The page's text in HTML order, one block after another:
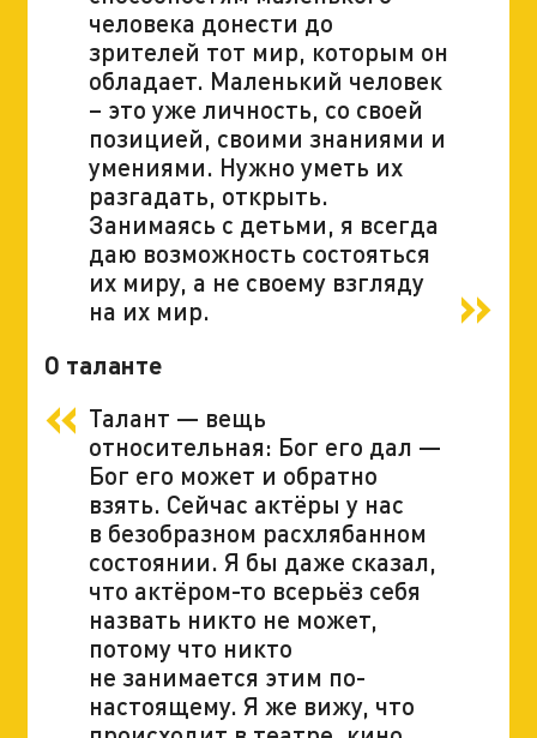
человека донести до
зрителей тот мир, которым он
обладает. Маленький человек
– это уже личность, со своей
позицией, своими знаниями и
умениями. Нужно уметь их
разгадать, открыть.
Занимаясь с детьми, я всегда
даю возможность состояться
их миру, а не своему взгляду
на их мир.
О таланте
Талант — вещь
относительная: Бог его дал —
Бог его может и обратно
взять. Сейчас актёры у нас
в безобразном расхлябанном
состоянии. Я бы даже сказал,
что актёром-то всерьёз себя
назвать никто не может,
потому что никто
не занимается этим по-
настоящему. Я же вижу, что